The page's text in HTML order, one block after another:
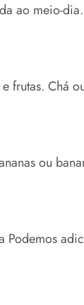
ao meio-dia.
frutas. Chá
ou
Podemos